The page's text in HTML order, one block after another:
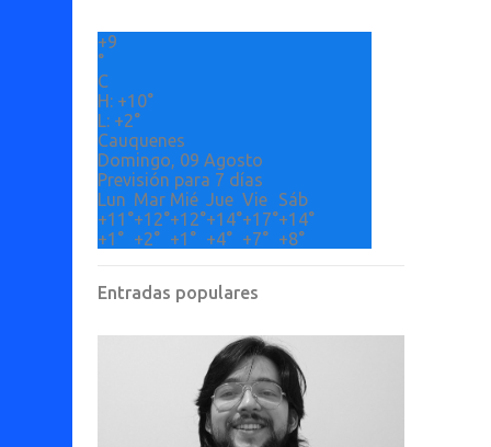
+9
°
C
H: +10°
L: +2°
Cauquenes
Domingo, 09 Agosto
Previsión para 7 días
Lun Mar Mié Jue Vie
Sáb
+11°+12°+12°+14°+17°+14°
+1° +2° +1° +4° +7° +8°
Entradas populares